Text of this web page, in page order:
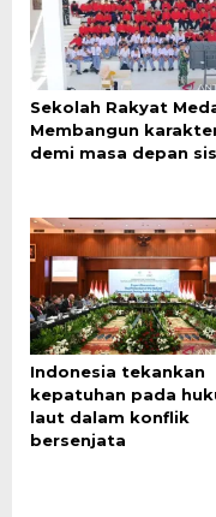
Sekolah Rakyat
Membangun
demi masa depan
Indonesia tekankan
kepatuhan pada
laut dalam konflik
bersenjata